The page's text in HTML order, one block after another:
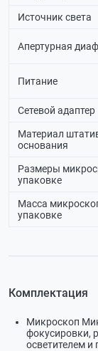
Источник света
Апертурная
Питание
Сетевой адаптер
Материал
основания
Размеры
упаковке
Масса
упаковке
Комплектация
Микроскоп
фокусировки,
осветителем